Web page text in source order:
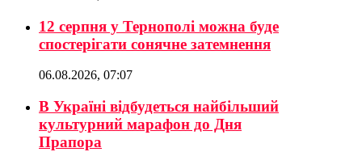
12 серпня у Тернополі можна буде
спостерігати сонячне затемнення
06.08.2026, 07:07
В Україні відбудеться найбільший
культурний марафон до Дня
Прапора